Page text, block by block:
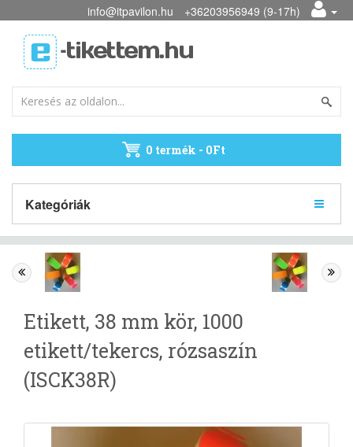
info@itpavilon.hu +36203956949 (9-17h)
0 termék - 0Ft
Kategóriák
Etikett, 38 mm kör, 1000
etikett/tekercs, rózsaszín
(ISCK38R)